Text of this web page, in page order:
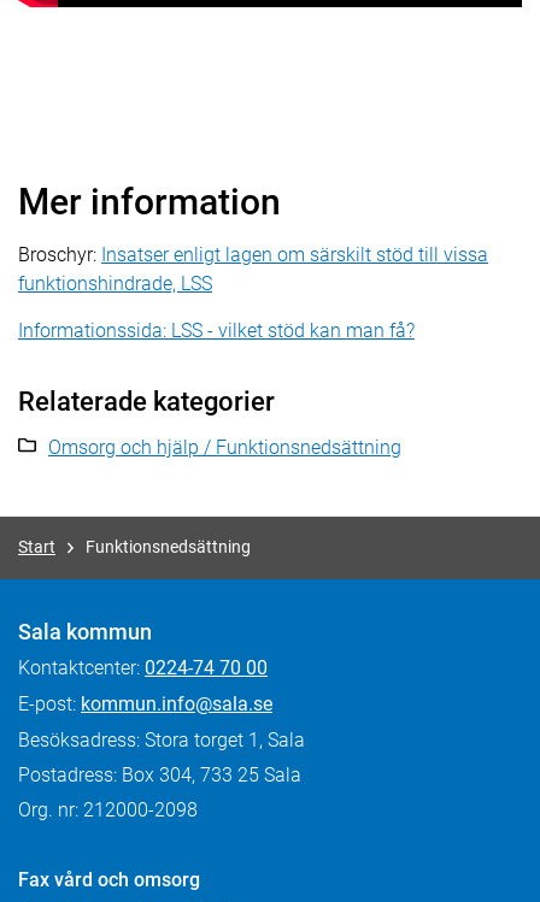
Mer information
Broschyr: Insatser enligt lagen om särskilt stöd till vissa
funktionshindrade, LSS
Informationssida: LSS - vilket stöd kan man få?
Relaterade kategorier
Omsorg och hjälp / Funktionsnedsättning
Start Funktionsnedsättning
Sala kommun
Kontaktcenter: 0224-74 70 00
E-post: kommun.info@sala.se
Besöksadress: Stora torget 1, Sala
Postadress: Box 304, 733 25 Sala
Org. nr: 212000-2098
Fax vård och omsorg